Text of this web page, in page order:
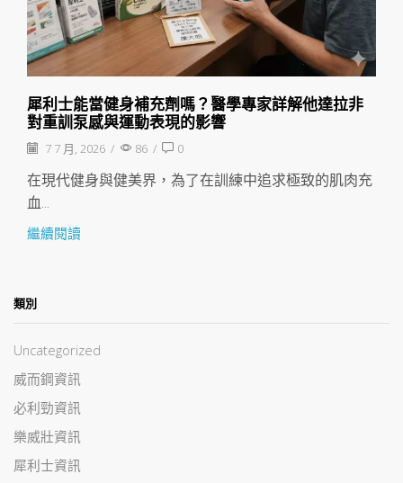
犀利士能當健身補充劑嗎？醫學專家詳解他達拉非
對重訓泵感與運動表現的影響
7 7 月, 2026 / 86 / 0
在現代健身與健美界，為了在訓練中追求極致的肌肉充
血...
繼續閱讀
類別
Uncategorized
威而鋼資訊
必利勁資訊
樂威壯資訊
犀利士資訊